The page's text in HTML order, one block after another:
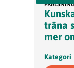
träna
mer
Kategori